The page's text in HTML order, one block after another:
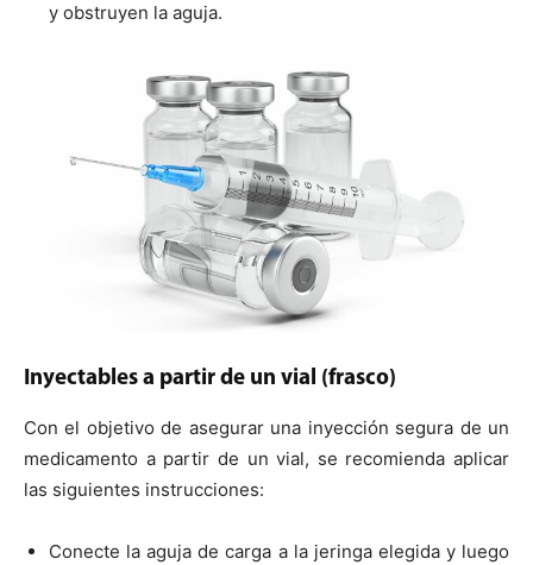
y obstruyen la aguja.
Inyectables a partir de un vial (frasco)
Con el objetivo de asegurar una inyección segura de un
medicamento a partir de un vial, se recomienda aplicar
las siguientes instrucciones:
Conecte la aguja de carga a la jeringa elegida y luego